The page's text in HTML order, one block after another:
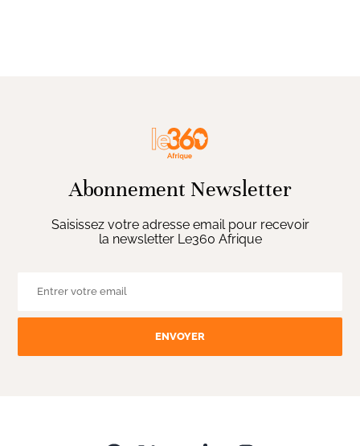
Abonnement Newsletter
Saisissez votre adresse email pour recevoir
la newsletter Le360 Afrique
ENVOYER